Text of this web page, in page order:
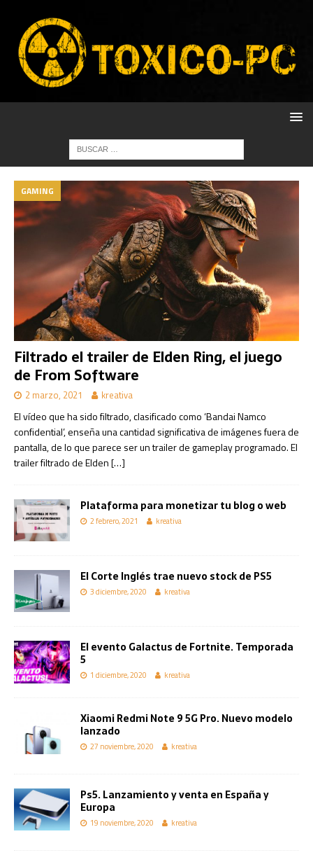
GAMING
Filtrado el trailer de Elden Ring, el juego
de From Software
2 marzo, 2021 kreativa
El vídeo que ha sido filtrado, clasificado como ‘Bandai Namco
confidential’, enseña una cantidad significativa de imágenes fuera de
pantalla, de lo que parece ser un trailer de gameplay programado. El
trailer filtrado de Elden[…]
Plataforma para monetizar tu blog o web
2 febrero, 2021 kreativa
El Corte Inglés trae nuevo stock de PS5
3 diciembre, 2020 kreativa
El evento Galactus de Fortnite. Temporada
5
1 diciembre, 2020 kreativa
Xiaomi Redmi Note 9 5G Pro. Nuevo modelo
lanzado
27 noviembre, 2020 kreativa
Ps5. Lanzamiento y venta en España y
Europa
19 noviembre, 2020 kreativa